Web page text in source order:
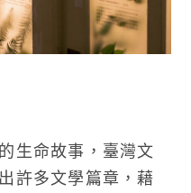
生命故事，臺灣文
許多文學篇章，藉